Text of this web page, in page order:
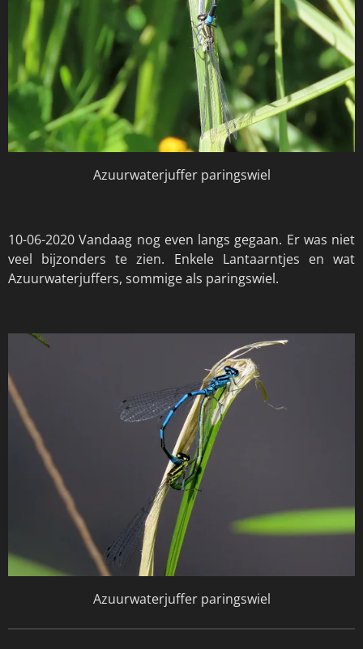
Azuurwaterjuffer paringswiel
10-06-2020 Vandaag nog even langs gegaan. Er was niet
veel bijzonders te zien. Enkele Lantaarntjes en wat
Azuurwaterjuffers, sommige als paringswiel.
Azuurwaterjuffer paringswiel